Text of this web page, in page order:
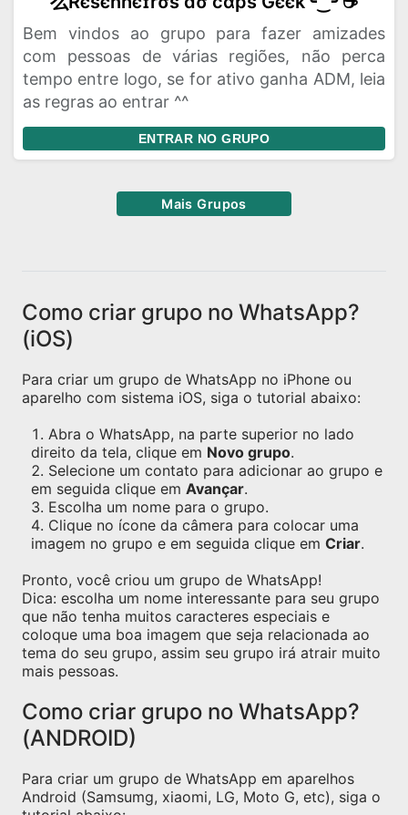
Bem vindos ao grupo para fazer amizades
com pessoas de várias regiões, não perca
tempo entre logo, se for ativo ganha ADM, leia
as regras ao entrar ^^
ENTRAR NO GRUPO
Mais Grupos
Como criar grupo no WhatsApp?
(iOS)
Para criar um grupo de WhatsApp no iPhone ou
aparelho com sistema iOS, siga o tutorial abaixo:
Abra o WhatsApp, na parte superior no lado
direito da tela, clique em Novo grupo.
Selecione um contato para adicionar ao grupo e
em seguida clique em Avançar.
Escolha um nome para o grupo.
Clique no ícone da câmera para colocar uma
imagem no grupo e em seguida clique em Criar.
Pronto, você criou um grupo de WhatsApp!
Dica: escolha um nome interessante para seu grupo
que não tenha muitos caracteres especiais e
coloque uma boa imagem que seja relacionada ao
tema do seu grupo, assim seu grupo irá atrair muito
mais pessoas.
Como criar grupo no WhatsApp?
(ANDROID)
Para criar um grupo de WhatsApp em aparelhos
Android (Samsumg, xiaomi, LG, Moto G, etc), siga o